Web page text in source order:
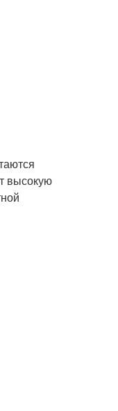
высокую